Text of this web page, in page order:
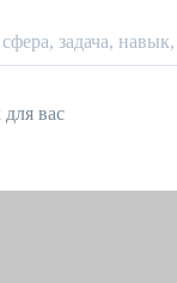
сфера, задача,
вас